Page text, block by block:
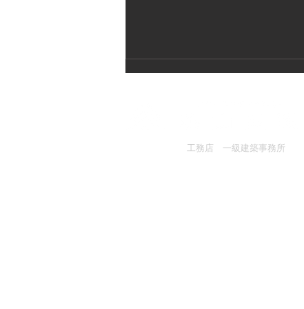
​​工務店 一級建築事務所